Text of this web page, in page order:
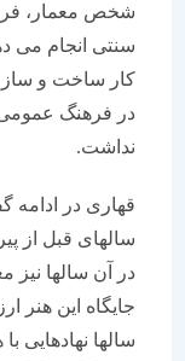
شخص معمار، فردی
سنتی انجام می دهد
کار ساخت و ساز و
در فرهنگ عمومی
نداشت.
قهاری در ادامه گفت:
سالهای قبل از پیروزی
در آن سالها نیز
جایگاه این هنر
سالها نهادهایی با